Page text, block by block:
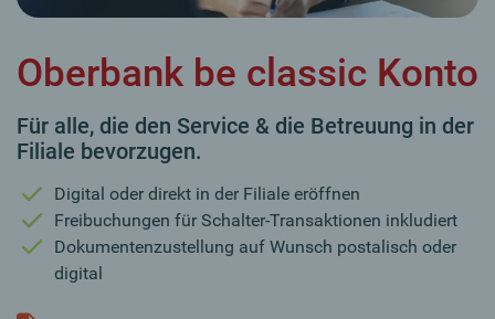
Oberbank be classic Konto
Für alle, die den Service & die Betreuung in der
Filiale bevorzugen.
Digital oder direkt in der Filiale eröffnen
Freibuchungen für Schalter-Transaktionen inkludiert
Dokumentenzustellung auf Wunsch postalisch oder
digital